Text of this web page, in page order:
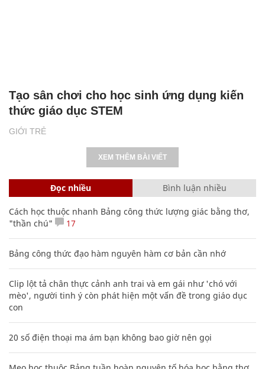
GIỚI TRẺ
Tạo sân chơi cho học sinh ứng dụng kiến
thức giáo dục STEM
XEM THÊM BÀI VIẾT
Đọc nhiều Bình luận nhiều
Cách học thuộc nhanh Bảng công thức lượng giác bằng thơ,
"thần chú"
17
Bảng công thức đạo hàm nguyên hàm cơ bản cần nhớ
Clip lột tả chân thực cảnh anh trai và em gái như 'chó với
mèo', người tinh ý còn phát hiện một vấn đề trong giáo dục
con
20 số điện thoại ma ám bạn không bao giờ nên gọi